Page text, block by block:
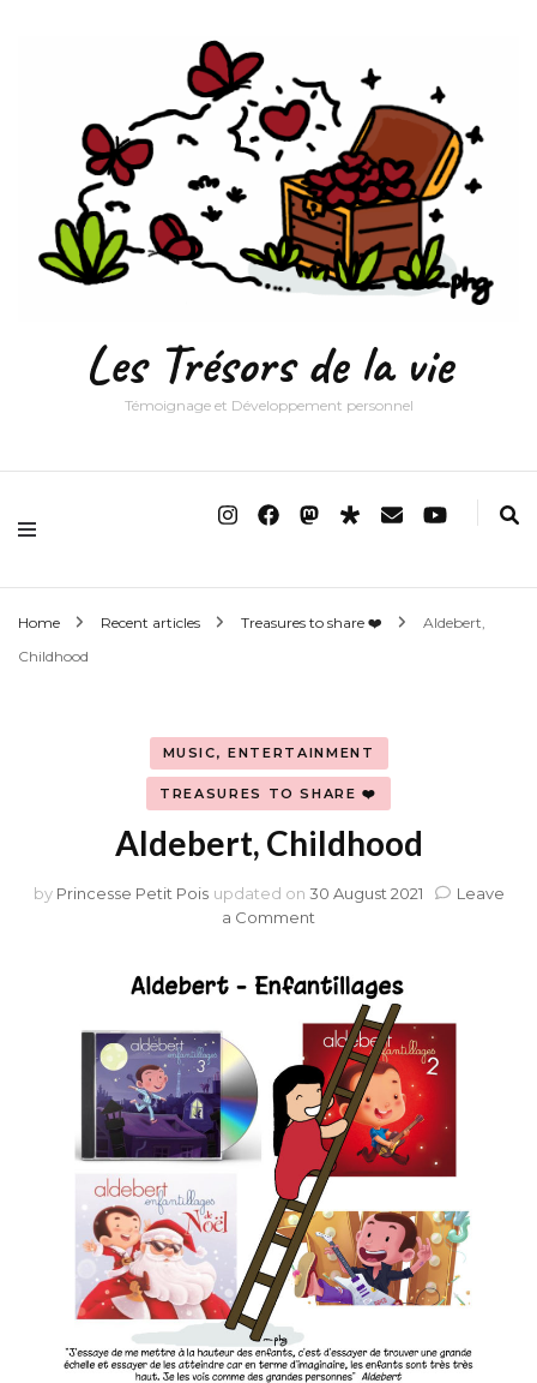
Les Trésors de la vie
Témoignage et Développement personnel
Home Recent articles Treasures to share ❤️
Aldebert,
Childhood
MUSIC, ENTERTAINMENT
TREASURES TO SHARE ❤️
Aldebert, Childhood
by Princesse Petit Pois updated on 30 August 2021
Leave
a Comment